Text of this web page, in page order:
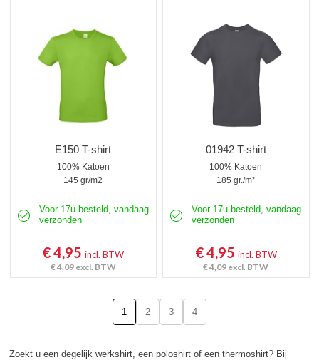
E150 T-shirt
100% Katoen
145 gr/m2
Voor 17u besteld, vandaag
verzonden
€ 4,95incl. BTW
€ 4,09 excl. BTW
01942 T-shirt
100% Katoen
185 gr./m²
Voor 17u besteld, vandaag
verzonden
€ 4,95 incl. BTW
€ 4,09 excl. BTW
1 2 3 4
Zoekt u een degelijk werkshirt, een poloshirt of een thermoshirt? Bij